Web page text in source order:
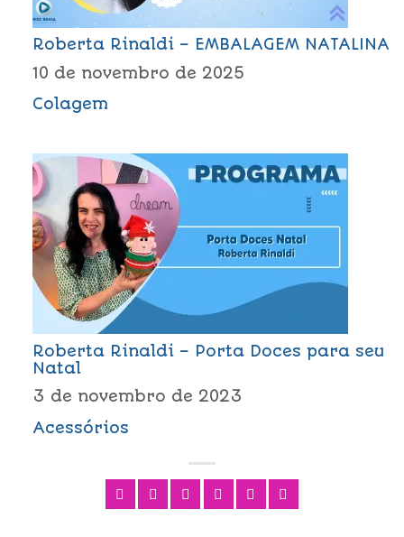
Roberta Rinaldi – EMBALAGEM NATALINA
10 de novembro de 2025
Colagem
Roberta Rinaldi – Porta Doces para seu
Natal
3 de novembro de 2023
Acessórios